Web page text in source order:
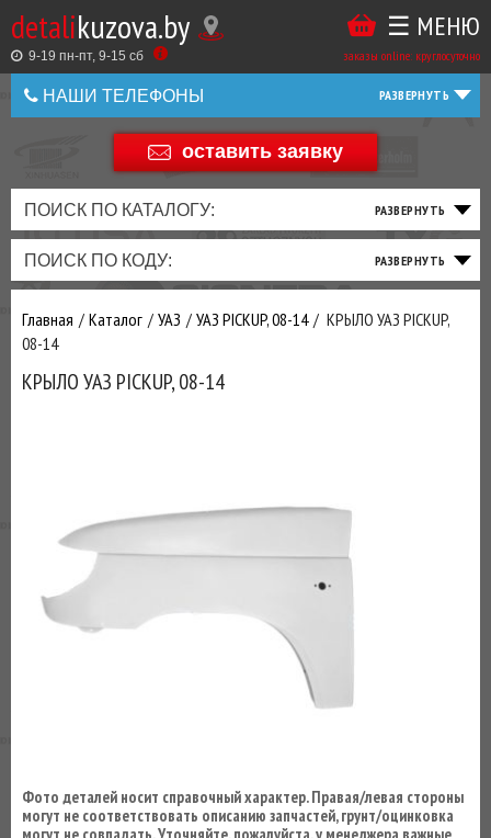
detalikuzova.by
9-19 пн-пт, 9-15 cб заказы online: круглосуточно
☰ МЕНЮ
НАШИ ТЕЛЕФОНЫ
+375 44 586 05 44
оставить заявку
ПОИСК ПО КАТАЛОГУ:
ПОИСК ПО КОДУ:
Главная Каталог УАЗ УАЗ PICKUP, 08-14
КРЫЛО УАЗ PICKUP,
08-14
КРЫЛО УАЗ PICKUP, 08-14
Фото деталей носит справочный характер. Правая/левая стороны
могут не соответствовать описанию запчастей, грунт/оцинковка
Оставить
Оценить
товар
Купить
в
1
Беларусь
+375
+375
ТАКЖЕ
ВЫ
МОЖЕТЕ
У
ЗАКАЗАТЬ
ТО
ФИЛЬТРА
ТОРМОЗНАЯ
СИСТЕМА
ПОДВЕСКА
РУЛЕВОЕ
ТРАНСМИССИЯ
ПРИВОД
ДВИГАТЕЛЬ
ВЫХЛОП
ЭЛЕКТРИКА
ОСВЕЩЕНИЕ
ДОБАВИВ
МАСЛАИ ДРУГИЕ